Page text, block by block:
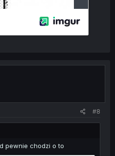
#8
pewnie chodzi o to